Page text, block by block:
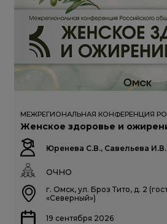
МЕЖРЕГИОНАЛЬНАЯ КОНФЕРЕНЦИЯ
Женское здоровье и
Юренева С.В., Савельева И.В.
ОЧНО
г. Омск, ул. Броз Тито, д. 2
«Северный»)
19 сентября 2026